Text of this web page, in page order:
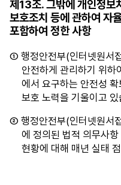
제13조. 그밖에 개인정보
보호조치 등에 관하여 자
포함하여 정한 사항
① 행정안전부(인터넷원서
안전하게 관리하기 위하
에서 요구하는 안전성
보호 노력을 기울이고 있
② 행정안전부(인터넷원서
에 정의된 법적 의무사
현황에 대해 매년 실태